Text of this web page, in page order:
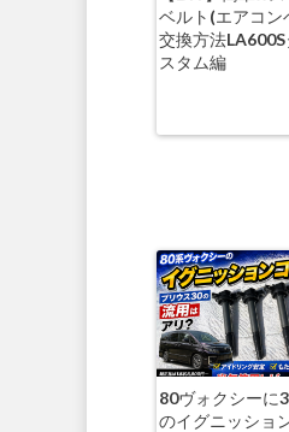
ベルト(エアコン
交換方法LA600S
スタム編
80ヴォクシーに
のイグニッショ